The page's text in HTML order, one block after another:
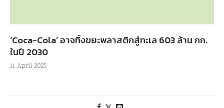
‘Coca-Cola’ อาจทิ้งขยะพลาสติกสู่ทะเล 603 ล้าน กก.
ในปี 2030
11 April 2025